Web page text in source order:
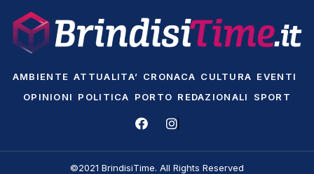
AMBIENTE ATTUALITA’ CRONACA CULTURA EVENTI
OPINIONI
POLITICA PORTO REDAZIONALI SPORT
©2021 BrindisiTime. All Rights Reserved